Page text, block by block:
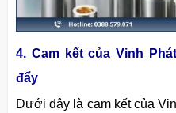
4. Cam kết của Vinh
đẩy
Dưới đây là cam kết của